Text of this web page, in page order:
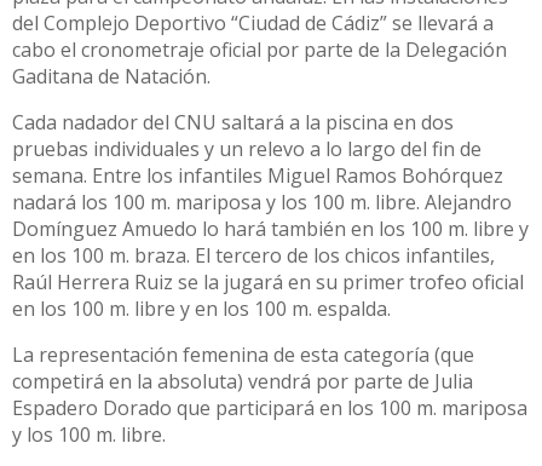
del Complejo Deportivo “Ciudad de Cádiz” se llevará a
cabo el cronometraje oficial por parte de la Delegación
Gaditana de Natación.
Cada nadador del CNU saltará a la piscina en dos
pruebas individuales y un relevo a lo largo del fin de
semana. Entre los infantiles Miguel Ramos Bohórquez
nadará los 100 m. mariposa y los 100 m. libre. Alejandro
Domínguez Amuedo lo hará también en los 100 m. libre y
en los 100 m. braza. El tercero de los chicos infantiles,
Raúl Herrera Ruiz se la jugará en su primer trofeo oficial
en los 100 m. libre y en los 100 m. espalda.
La representación femenina de esta categoría (que
competirá en la absoluta) vendrá por parte de Julia
Espadero Dorado que participará en los 100 m. mariposa
y los 100 m. libre.